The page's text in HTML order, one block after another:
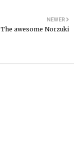
NEWER
The awesome Norzuki